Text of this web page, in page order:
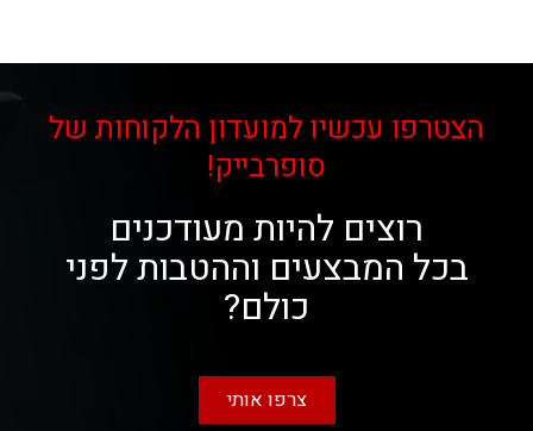
הצטרפו עכשיו למועדון הלקוחות של
סופרבייק!
רוצים להיות מעודכנים
בכל המבצעים וההטבות לפני
כולם?
צרפו אותי